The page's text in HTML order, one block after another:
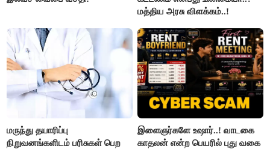
மத்திய அரசு விளக்கம்..!
மருந்து தயாரிப்பு
நிறுவனங்களிடம் பரிசுகள் பெற
இளைஞர்களே உஷார்..! வாடகை
காதலன் என்ற பெயரில் புது வகை